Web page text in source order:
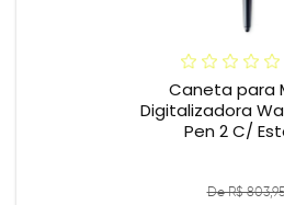
Caneta para
Digitalizadora
Pen 2 C/
De R$ 803,95